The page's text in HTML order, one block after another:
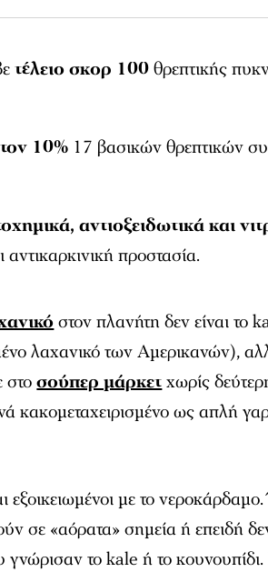
τέλειο σκορ 100θρεπτικής
10% 17 βασικών θρεπτικών
αντιοξειδωτικά και
αντικαρκινική προστασία.
στον πλανήτη δεν είναι το
λαχανικό των Αμερικανών),
στοσούπερ μάρκετχωρίς
κακομεταχειρισμένο ως απλή
εξοικειωμένοι με το
σε «αόρατα» σημεία ή επειδή
γνώρισαν το kale ή το κουνουπίδι.